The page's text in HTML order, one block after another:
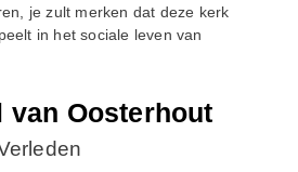
je zult merken dat deze kerk
in het sociale leven van
van Oosterhout